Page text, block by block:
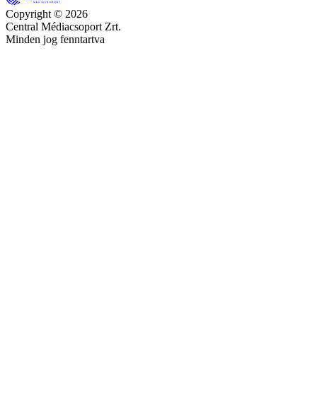
Copyright © 2026
Central Médiacsoport Zrt.
Minden jog fenntartva